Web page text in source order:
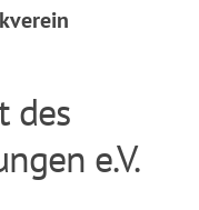
des
e.V.